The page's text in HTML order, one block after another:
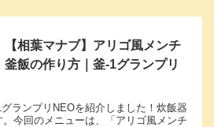
【相葉マナブ】アリゴ風メンチ
釜飯の作り方｜釜-1グランプリ
グランプリNEOを紹介しました！炊飯器
今回のメニューは、「アリゴ風メンチ